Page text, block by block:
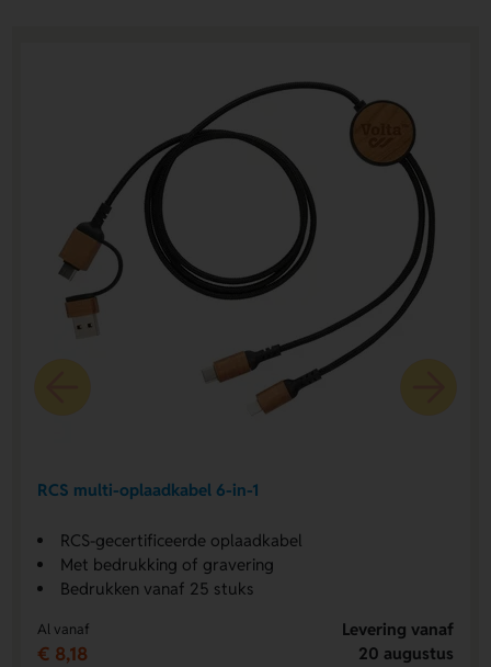
RCS multi-oplaadkabel 6-in-1
RCS-gecertificeerde oplaadkabel
Met bedrukking of gravering
Bedrukken vanaf 25 stuks
Al vanaf
€ 8,18
Levering vanaf
20 augustus